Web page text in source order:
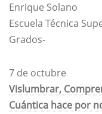
Enrique Solano
Escuela Técnica
Grados-
7 de octubre
Vislumbrar,
Cuántica hace por